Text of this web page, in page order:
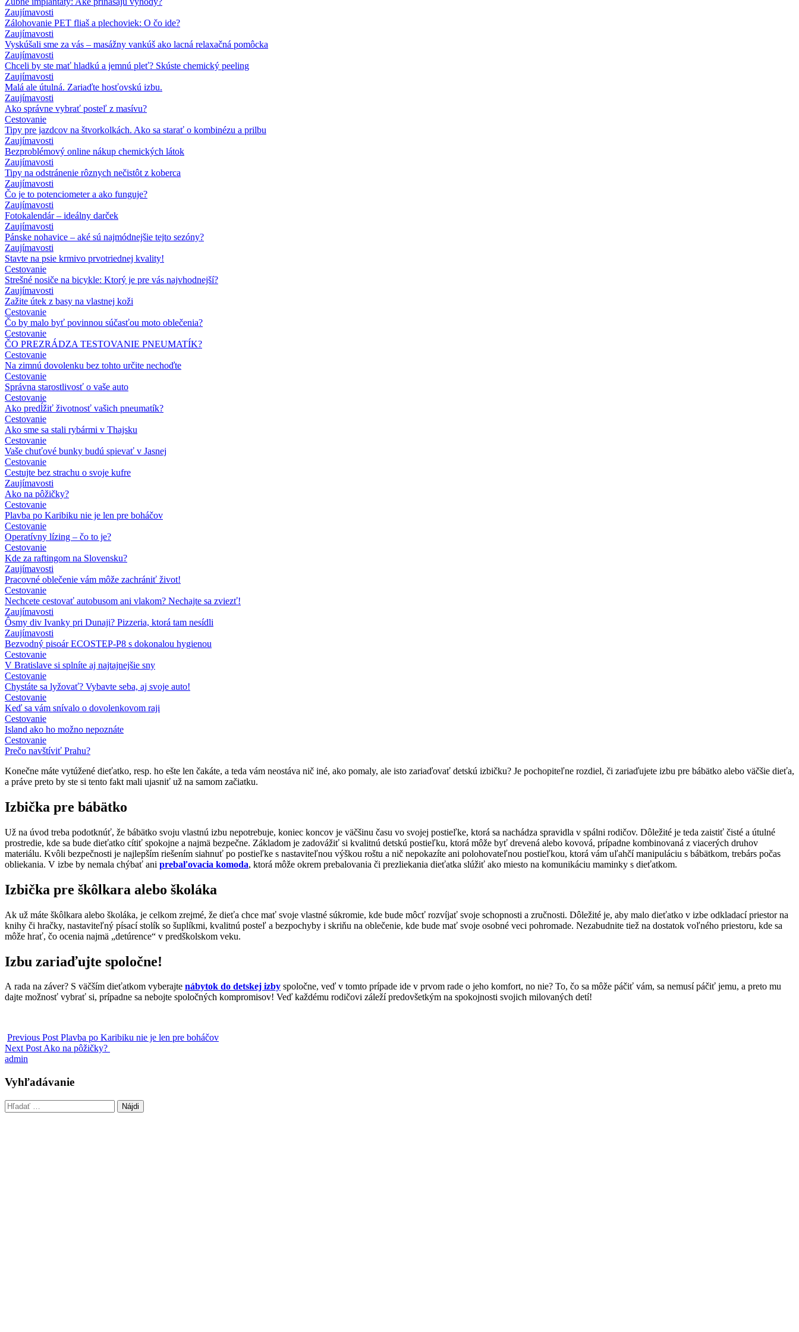
Zaujímavosti
Zálohovanie PET fliaš a plechoviek: O čo ide?
Zaujímavosti
Vyskúšali sme za vás – masážny vankúš ako lacná relaxačná pomôcka
Zaujímavosti
Chceli by ste mať hladkú a jemnú pleť? Skúste chemický peeling
Zaujímavosti
Malá ale útulná. Zariaďte hosťovskú izbu.
Zaujímavosti
Ako správne vybrať posteľ z masívu?
Cestovanie
Tipy pre jazdcov na štvorkolkách. Ako sa starať o kombinézu a prilbu
Zaujímavosti
Bezproblémový online nákup chemických látok
Zaujímavosti
Tipy na odstránenie rôznych nečistôt z koberca
Zaujímavosti
Čo je to potenciometer a ako funguje?
Zaujímavosti
Fotokalendár – ideálny darček
Zaujímavosti
Pánske nohavice – aké sú najmódnejšie tejto sezóny?
Zaujímavosti
Stavte na psie krmivo prvotriednej kvality!
Cestovanie
Strešné nosiče na bicykle: Ktorý je pre vás najvhodnejší?
Zaujímavosti
Zažite útek z basy na vlastnej koži
Cestovanie
Čo by malo byť povinnou súčasťou moto oblečenia?
Cestovanie
ČO PREZRÁDZA TESTOVANIE PNEUMATÍK?
Cestovanie
Na zimnú dovolenku bez tohto určite nechoďte
Cestovanie
Správna starostlivosť o vaše auto
Cestovanie
Ako predĺžiť životnosť vašich pneumatík?
Cestovanie
Ako sme sa stali rybármi v Thajsku
Cestovanie
Vaše chuťové bunky budú spievať v Jasnej
Cestovanie
Cestujte bez strachu o svoje kufre
Zaujímavosti
Ako na pôžičky?
Cestovanie
Plavba po Karibiku nie je len pre boháčov
Cestovanie
Operatívny lízing – čo to je?
Cestovanie
Kde za raftingom na Slovensku?
Zaujímavosti
Pracovné oblečenie vám môže zachrániť život!
Cestovanie
Nechcete cestovať autobusom ani vlakom? Nechajte sa zviezť!
Zaujímavosti
Ôsmy div Ivanky pri Dunaji? Pizzeria, ktorá tam nesídli
Zaujímavosti
Bezvodný pisoár ECOSTEP-P8 s dokonalou hygienou
Cestovanie
V Bratislave si splníte aj najtajnejšie sny
Cestovanie
Chystáte sa lyžovať? Vybavte seba, aj svoje auto!
Cestovanie
Keď sa vám snívalo o dovolenkovom raji
Cestovanie
Island ako ho možno nepoznáte
Cestovanie
Prečo navštíviť Prahu?
Konečne máte vytúžené dieťatko, resp. ho ešte len čakáte, a teda vám neostáva nič iné, ako pomaly, ale isto zariaďovať detskú izbičku? Je pochopiteľne rozdiel, či zariaďujete izbu pre bábätko alebo väčšie dieťa,
a práve preto by ste si tento fakt mali ujasniť už na samom začiatku.
Izbička pre bábätko
Už na úvod treba podotknúť, že bábätko svoju vlastnú izbu nepotrebuje, koniec koncov je väčšinu času vo svojej postieľke, ktorá sa nachádza spravidla v spálni rodičov. Dôležité je teda zaistiť čisté a útulné
prostredie, kde sa bude dieťatko cítiť spokojne a najmä bezpečne. Základom je zadovážiť si kvalitnú detskú postieľku, ktorá môže byť drevená alebo kovová, prípadne kombinovaná z viacerých druhov
materiálu. Kvôli bezpečnosti je najlepším riešením siahnuť po postieľke s nastaviteľnou výškou roštu a nič nepokazíte ani polohovateľnou postieľkou, ktorá vám uľahčí manipuláciu s bábätkom, trebárs počas
obliekania. V izbe by nemala chýbať ani prebaľovacia komoda, ktorá môže okrem prebalovania či prezliekania dieťatka slúžiť ako miesto na komunikáciu maminky s dieťatkom.
Izbička pre škôlkara alebo školáka
Ak už máte škôlkara alebo školáka, je celkom zrejmé, že dieťa chce mať svoje vlastné súkromie, kde bude môcť rozvíjať svoje schopnosti a zručnosti. Dôležité je, aby malo dieťatko v izbe odkladací priestor na
knihy či hračky, nastaviteľný písací stolík so šuplíkmi, kvalitnú posteľ a bezpochyby i skriňu na oblečenie, kde bude mať svoje osobné veci pohromade. Nezabudnite tiež na dostatok voľného priestoru, kde sa
môže hrať, čo ocenia najmä „detúrence“ v predškolskom veku.
Izbu zariaďujte spoločne!
A rada na záver? S väčším dieťatkom vyberajte nábytok do detskej izby spoločne, veď v tomto prípade ide v prvom rade o jeho komfort, no nie? To, čo sa môže páčiť vám, sa nemusí páčiť jemu, a preto mu
dajte možnosť vybrať si, prípadne sa nebojte spoločných kompromisov! Veď každému rodičovi záleží predovšetkým na spokojnosti svojich milovaných detí!
Previous Post Plavba po Karibiku nie je len pre boháčov
Next PostAko na pôžičky?
admin
Vyhľadávanie
Hľadať: